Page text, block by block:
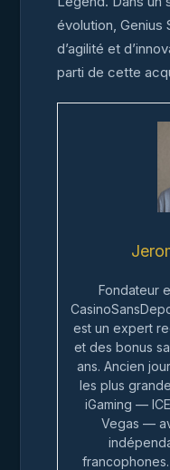
évolution, Genius
d’agilité et
parti de cette
Fondateur
est un expert
et des bonus
ans. Ancien
les plus
iGaming —
Vegas —